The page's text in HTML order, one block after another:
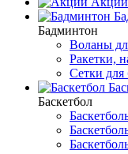
Бадминтон
Воланы
Ракетки,
Сетки для
Баскетбол